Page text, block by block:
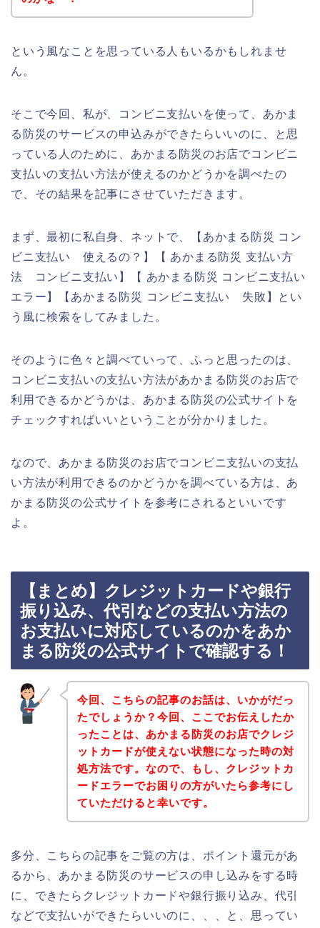
という風なことを思っている人もいるかもしれませ
ん。
そこで今回、私が、コンビニ支払いを使って、あかま
る防災のサービスの申込みができたらいいのに、と思
っている人のために、あかまる防災のお店でコンビニ
支払いの支払い方法が使えるのかどうかを調べたの
で、その結果を記事にさせていただきます。
まず、最初に私自身、ネットで、【あかまる防災 コン
ビニ支払い 使えるの？】【 あかまる防災 支払い方
法 コンビニ支払い】【 あかまる防災 コンビニ支払い
エラー】【あかまる防災 コンビニ支払い 失敗】とい
う風に検索をしてみました。
そのように色々と調べていって、ふっと思ったのは、
コンビニ支払いの支払い方法があかまる防災のお店で
利用できるかどうかは、あかまる防災の公式サイトを
チェックすればいいということが分かりました。
なので、あかまる防災のお店でコンビニ支払いの支払
い方法が利用できるのかどうかを調べている方は、あ
かまる防災の公式サイトを参考にされるといいです
よ。
【まとめ】クレジットカードや銀行
振り込み、代引などの支払い方法の
お支払いに対応しているのかをあか
まる防災の公式サイトで確認する！
今回、こちらの記事のお話は、いかがだっ
たでしょうか？今回、ここでお伝えしたか
ったことは、あかまる防災のお店でクレジ
ットカードが使えない状態になった時の対
処方法です。なので、もし、クレジットカ
ードエラーでお困りの方がいたら参考にし
ていただけると幸いです。
多分、こちらの記事をご覧の方は、ポイント還元があ
るから、あかまる防災のサービスの申し込みをする時
に、できたらクレジットカードや銀行振り込み、代引
などで支払いができたらいいのに、、、と、思ってい